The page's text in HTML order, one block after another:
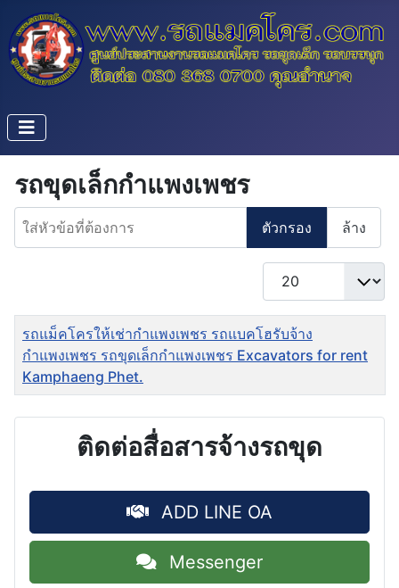
รถขุดเล็กกำแพงเพชร
ใส่หัวข้อที่ต้องการ
ตัวกรอง ล้าง
แสดง #
ชื่อ
รถแม็คโครให้เช่ากำแพงเพชร รถแบคโฮรับจ้าง
กำแพงเพชร รถขุดเล็กกำแพงเพชร Excavators for rent
Kamphaeng Phet.
ติดต่อสื่อสารจ้างรถขุด
ADD LINE OA
Messenger